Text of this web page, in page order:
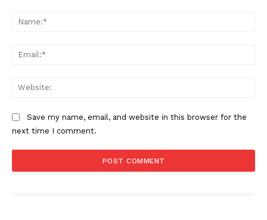
Save my name, email, and website in this browser for the
next time I comment.